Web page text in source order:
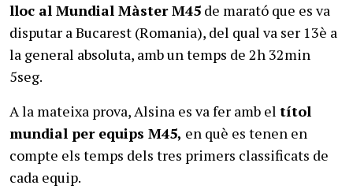
lloc al Mundial Màster M45 de marató que es va
disputar a Bucarest (Romania), del qual va ser 13è a
la general absoluta, amb un temps de 2h 32min
5seg.
A la mateixa prova, Alsina es va fer amb el títol
mundial per equips M45, en què es tenen en
compte els temps dels tres primers classificats de
cada equip.